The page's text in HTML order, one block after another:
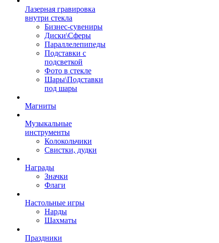
Лазерная гравировка
внутри стекла
Бизнес-сувениры
Диски\Сферы
Параллелепипеды
Подставки с
подсветкой
Фото в стекле
Шары\Подставки
под шары
Магниты
Музыкальные
инструменты
Колокольчики
Свистки, дудки
Награды
Значки
Флаги
Настольные игры
Нарды
Шахматы
Праздники